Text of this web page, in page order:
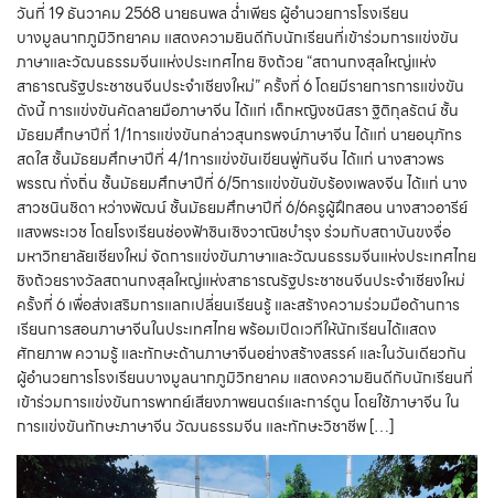
วันที่ 19 ธันวาคม 2568 นายธนพล ฉ่ำเพียร ผู้อำนวยการโรงเรียน
บางมูลนากภูมิวิทยาคม แสดงความยินดีกับนักเรียนที่เข้าร่วมการแข่งขัน
ภาษาและวัฒนธรรมจีนแห่งประเทศไทย ชิงถ้วย “สถานกงสุลใหญ่แห่ง
สาธารณรัฐประชาชนจีนประจำเชียงใหม่” ครั้งที่ 6 โดยมีรายการการแข่งขัน
ดังนี้ การแข่งขันคัดลายมือภาษาจีน ได้แก่ เด็กหญิงชนิสรา ฐิติกุลรัตน์ ชั้น
มัธยมศึกษาปีที่ 1/1การแข่งขันกล่าวสุนทรพจน์ภาษาจีน ได้แก่ นายอนุภัทร
สดใส ชั้นมัธยมศึกษาปีที่ 4/1การแข่งขันเขียนพู่กันจีน ได้แก่ นางสาวพร
พรรณ ทั่งถิ่น ชั้นมัธยมศึกษาปีที่ 6/5การแข่งขันขับร้องเพลงจีน ได้แก่ นาง
สาวชนินชิดา หว่างพัฒน์ ชั้นมัธยมศึกษาปีที่ 6/6ครูผู้ฝึกสอน นางสาวอารีย์
แสงพระเวช โดยโรงเรียนช่องฟ้าซินเซิงวาณิชบำรุง ร่วมกับสถาบันขงจื่อ
มหาวิทยาลัยเชียงใหม่ จัดการแข่งขันภาษาและวัฒนธรรมจีนแห่งประเทศไทย
ชิงถ้วยรางวัลสถานกงสุลใหญ่แห่งสาธารณรัฐประชาชนจีนประจำเชียงใหม่
ครั้งที่ 6 เพื่อส่งเสริมการแลกเปลี่ยนเรียนรู้ และสร้างความร่วมมือด้านการ
เรียนการสอนภาษาจีนในประเทศไทย พร้อมเปิดเวทีให้นักเรียนได้แสดง
ศักยภาพ ความรู้ และทักษะด้านภาษาจีนอย่างสร้างสรรค์ และในวันเดียวกัน
ผู้อำนวยการโรงเรียนบางมูลนากภูมิวิทยาคม แสดงความยินดีกับนักเรียนที่
เข้าร่วมการแข่งขันการพากย์เสียงภาพยนตร์และการ์ตูน โดยใช้ภาษาจีน ใน
การแข่งขันทักษะภาษาจีน วัฒนธรรมจีน และทักษะวิชาชีพ […]